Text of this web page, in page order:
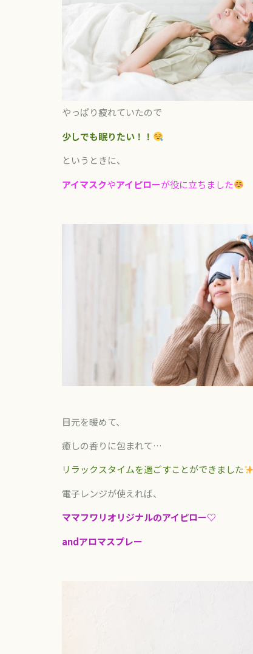
やっぱり疲れていたので
少しでも眠りたい！！
というときに、
アイマスクやアイピローが役に立ちました
目元を暖めて、
癒しの香りに包まれて…
リラックスタイムを過ごすことができました
電子レンジが使えれば、
ママフワリオリジナルのアイピロー♡
andアロマスプレー